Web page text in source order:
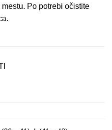
Po potrebi očistite